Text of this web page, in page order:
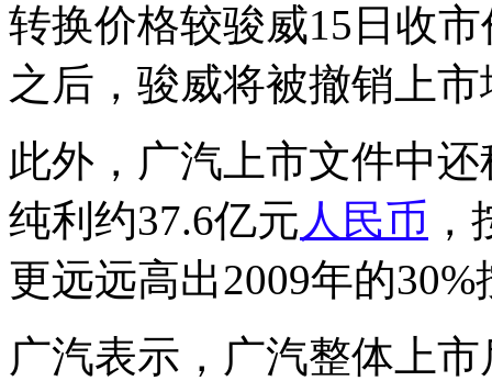
转换价格较骏威15日收
之后，骏威将被撤销上
此外，广汽上市文件中
纯利约37.6亿元 人民币
更远远高出2009年的
广汽表示，广汽整体上